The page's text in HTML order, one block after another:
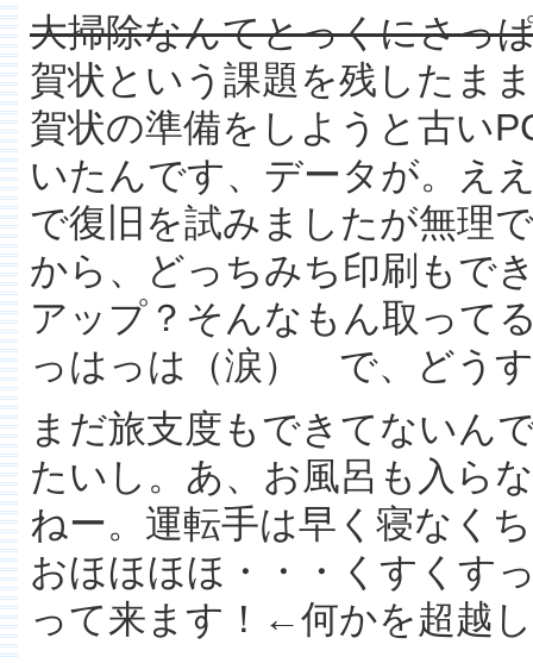
大掃除なんてとっくにさっ
賀状という課題を残したま
賀状の準備をしようと古い
いたんです、データが。え
で復旧を試みましたが無理
から、どっちみち印刷もで
アップ？そんなもん取って
っはっは（涙） で、どう
まだ旅支度もできてないん
たいし。あ、お風呂も入ら
ねー。運転手は早く寝なく
おほほほほ・・・くすくす
って来ます！←何かを超越